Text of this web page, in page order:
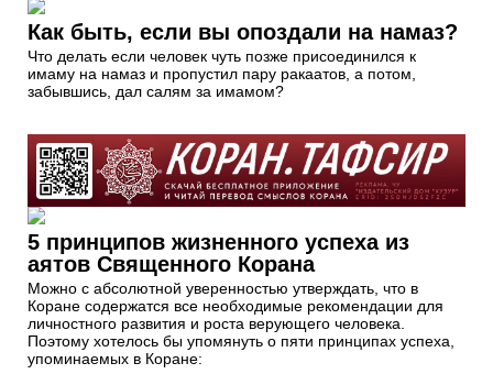
Как быть, если вы опоздали на намаз?
Что делать если человек чуть позже присоединился к
имаму на намаз и пропустил пару ракаатов, а потом,
забывшись, дал салям за имамом?
5 принципов жизненного успеха из
аятов Священного Корана
Можно с абсолютной уверенностью утверждать, что в
Коране содержатся все необходимые рекомендации для
личностного развития и роста верующего человека.
Поэтому хотелось бы упомянуть о пяти принципах успеха,
упоминаемых в Коране: